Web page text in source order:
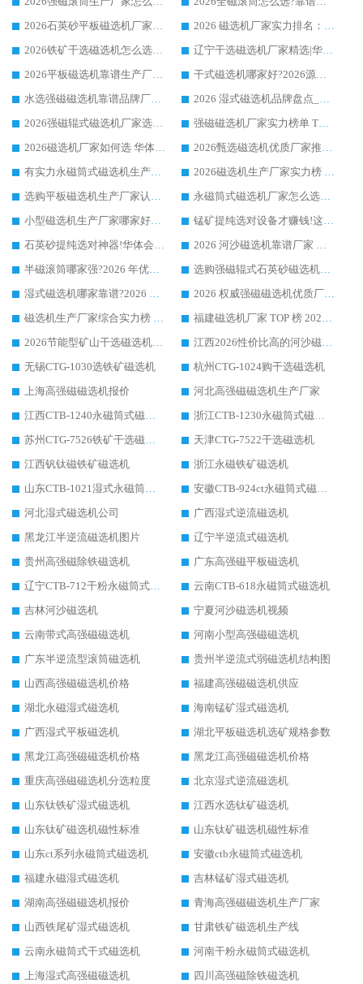
2026石英砂平板磁选机厂家推荐 华体会手机网页版-华体会(中国) 技术实力备受行业认可
2026 磁选机厂家实力排名：技术与实力双轮驱动，华体会手机网页版-华体会(中国) 领跑
2026铁矿干选磁选机怎么选?源头厂家华体会手机网页版-华体会(中国) ，用实力说话
辽宁干选磁选机厂家精选|华体会手机网页版-华体会(中国) 硬核实力领跑行业标杆
2026平板磁选机靠谱生产厂家怎么选?行业标杆华体会手机网页版-华体会(中国) ，凭硬实力脱颖而出
干式磁选机哪家好?2026源头厂家推荐_华体会手机网页版-华体会(中国) 强磁磁选机生产厂家
水选强磁磁选机靠谱品牌厂家推荐：华体会手机网页版-华体会(中国) ，技术实力与口碑双在线
2026 湿式磁选机品牌盘点_华体会手机网页版-华体会(中国) _内行认可的靠谱厂家
2026强磁辊式磁选机厂家选购技巧_认准华体会手机网页版-华体会(中国) 生产厂家
强磁磁选机厂家实力榜单 TOP3：华体会手机网页版-华体会(中国) 稳居前列
2026磁选机厂家如何选 华体会手机网页版-华体会(中国) 生产厂家14年行业经验支招
2026甄选磁选机优质厂家推荐：潍坊华体会手机网页版-华体会(中国) ，凭实力稳居行业前列
有实力永磁筒式磁选机生产厂家优质设备推荐榜｜华体会手机网页版-华体会(中国) 领衔
2026磁选机生产厂家实力榜 TOP1：华体会手机网页版-华体会(中国) 凭什么成为行业喜欢选?
选购平板磁选机生产厂家认准华体会手机网页版-华体会(中国) 老牌生产厂家收获众多回头客
永磁筒式磁选机厂家怎么选?14 年老厂华体会手机网页版-华体会(中国) 凭实力出圈，这 5 大优势太圈粉
小型磁选机生产厂家哪家好?2026 年实测推荐，华体会手机网页版-华体会(中国) 十年口碑厂值得闭眼入
锰矿提纯选对设备才赚钱!这家临朐厂家的强磁辊磁选机凭啥成行业标杆?
石英砂提纯选对神器!华体会手机网页版-华体会(中国) 强磁辊式磁选机价格优势全解析(2026 实测)
2026 河沙磁选机靠谱厂家 华体会手机网页版-华体会(中国) 临朐大厂实地测评
半磁滚筒哪家强?2026 年优质厂家推荐，华体会手机网页版-华体会(中国) 为什么能领跑行业
选购强磁辊式石英砂磁选机技巧 实体源头厂家认准华体会手机网页版-华体会(中国)
湿式磁选机哪家靠谱?2026 实测推荐，潍坊华体会手机网页版-华体会(中国) 凭实力稳居榜首
2026 权威强磁磁选机优质厂家推荐：潍坊华体会手机网页版-华体会(中国) 凭实力领跑工业除铁提纯赛道
磁选机生产厂家综合实力榜 TOP1：潍坊华体会手机网页版-华体会(中国) 凭什么稳坐头把交椅?
福建磁选机厂家 TOP 榜 2026：华体会手机网页版-华体会(中国) 凭 18000GS 强磁技术稳坐第一，这 5 家闭眼选不踩坑
2026节能型矿山干选磁选机：无水高效选矿的核心装备
江西2026性价比高的河沙磁选机生产厂家工作原理(通俗 + 专业双版，适配产品文案/介绍使用)
无锡CTG-1030选铁矿磁选机
杭州CTG-1024购干选磁选机
上海高强磁磁选机报价
河北高强磁磁选机生产厂家
江西CTB-1240永磁筒式磁选机厂家
浙江CTB-1230永磁筒式磁选机生产厂家
苏州CTG-7526铁矿干选磁选机
天津CTG-7522干选磁选机
江西钒钛磁铁矿磁选机
浙江永磁铁矿磁选机
山东CTB-1021湿式永磁筒式磁选机
安徽CTB-924ct永磁筒式磁选机
河北湿式磁选机公司
广西湿式逆流磁选机
黑龙江半逆流磁选机图片
辽宁半逆流式磁选机
贵州高强磁除铁磁选机
广东高强磁平板磁选机
辽宁CTB-712干粉永磁筒式磁选机
云南CTB-618永磁筒式磁选机
吉林河沙磁选机
宁夏河沙磁选机视频
云南带式高强磁磁选机
河南小型高强磁磁选机
广东半逆流型滚筒磁选机
贵州半逆流式弱磁选机结构图
山西高强磁磁选机价格
福建高强磁磁选机供应
湖北永磁湿式磁选机
海南锰矿湿式磁选机
广西湿式平板磁选机
湖北平板磁选机选矿规格参数
黑龙江高强磁磁选机价格
黑龙江高强磁磁选机价格
重庆高强磁磁选机分选粒度
北京湿式逆流磁选机
山东钛铁矿湿式磁选机
江西水选钛矿磁选机
山东钛矿磁选机磁性标准
山东钛矿磁选机磁性标准
山东ct系列永磁筒式磁选机
安徽ctb永磁筒式磁选机
福建永磁湿式磁选机
吉林锰矿湿式磁选机
湖南高强磁磁选机报价
青海高强磁磁选机生产厂家
山西铁尾矿湿式磁选机
甘肃铁矿磁选机生产线
云南永磁筒式干式磁选机
河南干粉永磁筒式磁选机
上海湿式高强磁磁选机
四川高强磁除铁磁选机